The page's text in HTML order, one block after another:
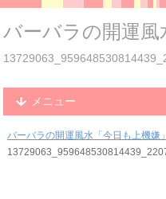
バーバラの開運風
メニュー
バーバラの開運風水「今日も上機嫌